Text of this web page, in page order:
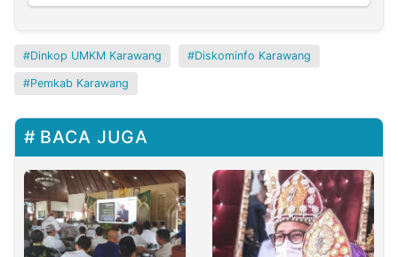
Dinkop UMKM Karawang Diskominfo Karawang
Pemkab Karawang
BACA JUGA